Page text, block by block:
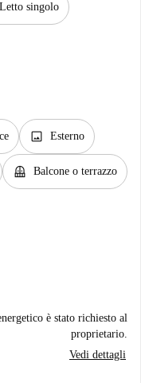
Letto singolo
image Esterno
balcony Balcone o terrazzo
è stato richiesto al
proprietario.
Vedi dettagli